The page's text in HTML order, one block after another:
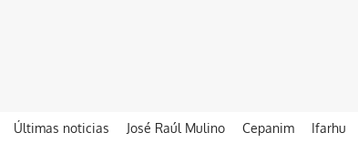
Últimas noticias José Raúl Mulino Cepanim Ifarhu